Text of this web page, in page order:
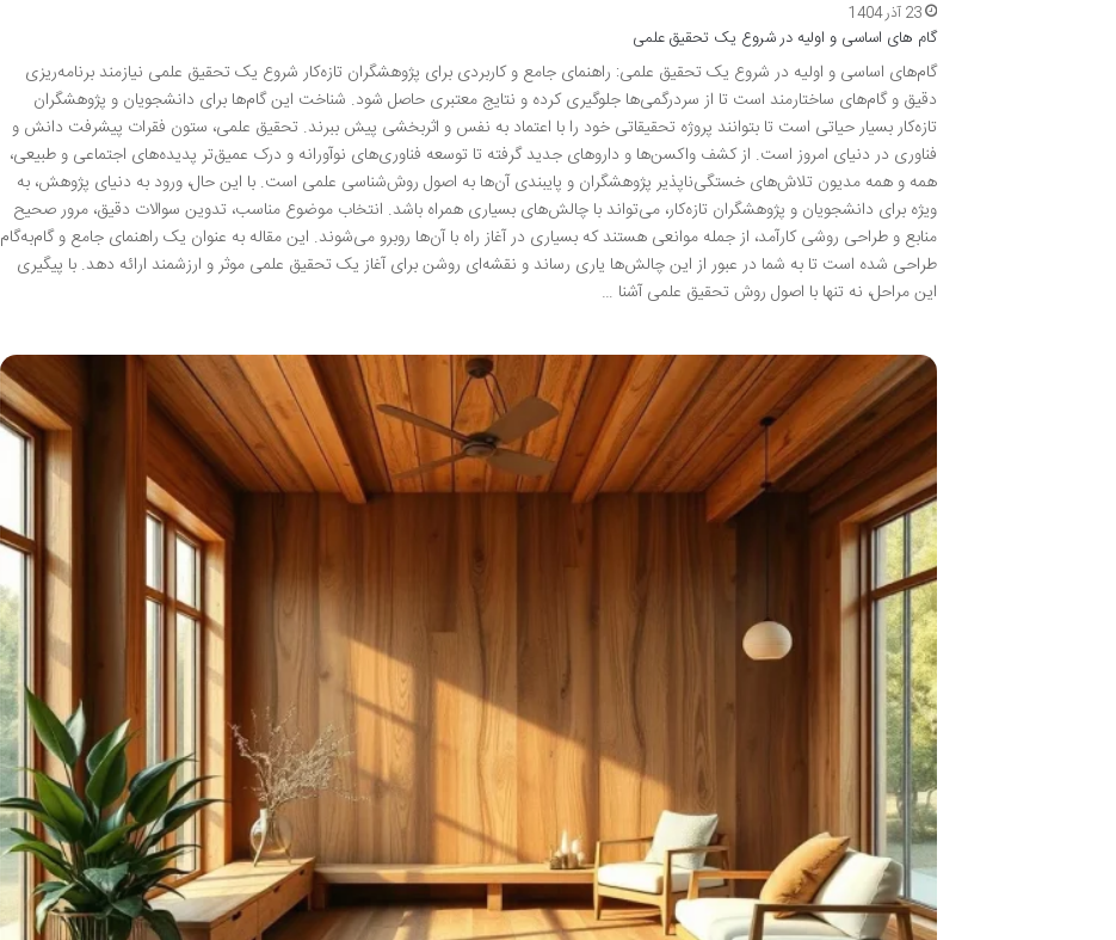
23 آذر 1404
گام های اساسی و اولیه در شروع یک تحقیق علمی
گام‌های اساسی و اولیه در شروع یک تحقیق علمی: راهنمای جامع و کاربردی برای پژوهشگران تازه‌کار شروع یک تحقیق علمی نیازمند برنامه‌ریزی
دقیق و گام‌های ساختارمند است تا از سردرگمی‌ها جلوگیری کرده و نتایج معتبری حاصل شود. شناخت این گام‌ها برای دانشجویان و پژوهشگران
تازه‌کار بسیار حیاتی است تا بتوانند پروژه تحقیقاتی خود را با اعتماد به نفس و اثربخشی پیش ببرند. تحقیق علمی، ستون فقرات پیشرفت دانش و
فناوری در دنیای امروز است. از کشف واکسن‌ها و داروهای جدید گرفته تا توسعه فناوری‌های نوآورانه و درک عمیق‌تر پدیده‌های اجتماعی و طبیعی،
همه و همه مدیون تلاش‌های خستگی‌ناپذیر پژوهشگران و پایبندی آن‌ها به اصول روش‌شناسی علمی است. با این حال، ورود به دنیای پژوهش، به
ویژه برای دانشجویان و پژوهشگران تازه‌کار، می‌تواند با چالش‌های بسیاری همراه باشد. انتخاب موضوع مناسب، تدوین سوالات دقیق، مرور صحیح
منابع و طراحی روشی کارآمد، از جمله موانعی هستند که بسیاری در آغاز راه با آن‌ها روبرو می‌شوند. این مقاله به عنوان یک راهنمای جامع و گام‌به‌گام
طراحی شده است تا به شما در عبور از این چالش‌ها یاری رساند و نقشه‌ای روشن برای آغاز یک تحقیق علمی موثر و ارزشمند ارائه دهد. با پیگیری
این مراحل، نه تنها با اصول روش تحقیق علمی آشنا …